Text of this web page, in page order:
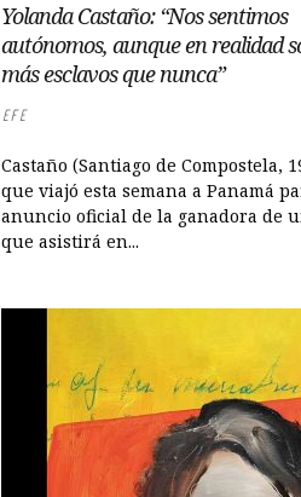
Yolanda Castaño: “Nos sentimos
autónomos, aunque en realidad
más esclavos que nunca”
EFE
Castaño (Santiago de Compostela,
que viajó esta semana a Panamá
anuncio oficial de la ganadora de
que asistirá en...